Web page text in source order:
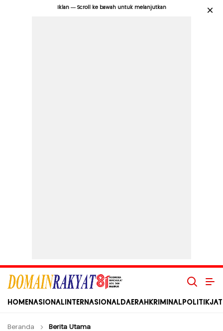
Iklan — Scroll ke bawah untuk melanjutkan ×
Domain Rakyat
Berita Hari Ini Terkini dan Terbaru Indonesia dan Internasional
HOME NASIONAL INTERNASIONAL DAERAH KRIMINAL POLITIK
Beranda Berita Utama